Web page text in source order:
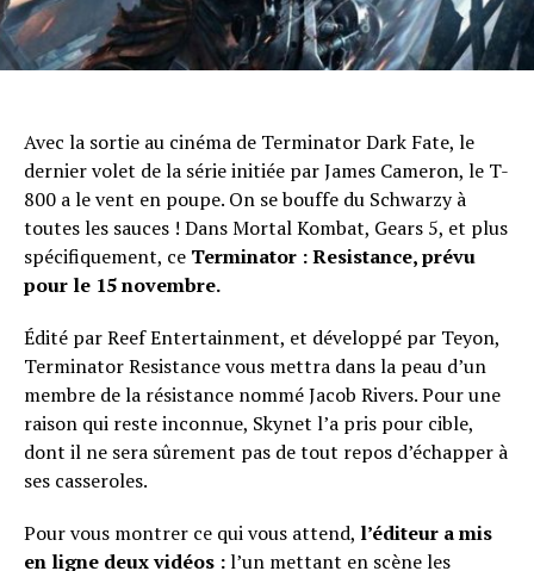
Avec la sortie au cinéma de Terminator Dark Fate, le
dernier volet de la série initiée par James Cameron, le T-
800 a le vent en poupe. On se bouffe du Schwarzy à
toutes les sauces ! Dans Mortal Kombat, Gears 5, et plus
spécifiquement, ce Terminator : Resistance, prévu
pour le 15 novembre.
Édité par Reef Entertainment, et développé par Teyon,
Terminator Resistance vous mettra dans la peau d’un
membre de la résistance nommé Jacob Rivers. Pour une
raison qui reste inconnue, Skynet l’a pris pour cible,
dont il ne sera sûrement pas de tout repos d’échapper à
ses casseroles.
Pour vous montrer ce qui vous attend, l’éditeur a mis
en ligne deux vidéos :l’un mettant en scène les
Flipboard
Reddit
Pinterest
Whatsapp